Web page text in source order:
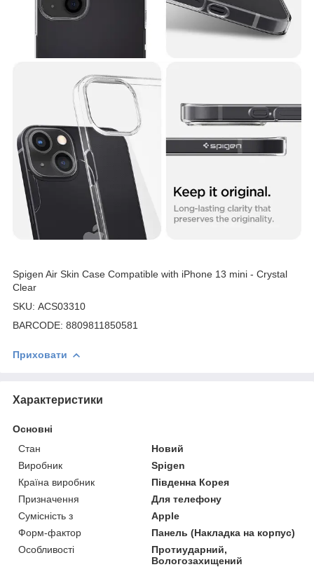
Spigen Air Skin Case Compatible with iPhone 13 mini - Crystal
Clear
SKU: ACS03310
BARCODE: 8809811850581
Приховати
Характеристики
Основні
Стан
Новий
Виробник
Spigen
Країна виробник
Південна Корея
Призначення
Для телефону
Сумісність з
Apple
Форм-фактор
Панель (Накладка на корпус)
Особливості
Протиударний,
Вологозахищений